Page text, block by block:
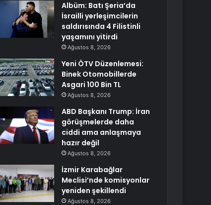
Albüm: Batı Şeria’da
İsrailli yerleşimcilerin
saldırısında 4 Filistinli
yaşamını yitirdi
Ağustos 8, 2026
Yeni ÖTV Düzenlemesi:
Binek Otomobillerde
Asgari 100 Bin TL
Ağustos 8, 2026
ABD Başkanı Trump: İran
görüşmelerde daha
ciddi ama anlaşmaya
hazır değil
Ağustos 8, 2026
İzmir Karabağlar
Meclisi’nde komisyonlar
yeniden şekillendi
Ağustos 8, 2026